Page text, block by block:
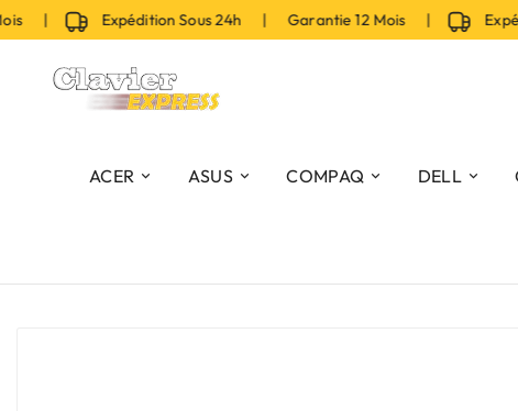
| Expédition Sous 24h | Garantie 12 Mois |
ACER ASUS COMPAQ DELL